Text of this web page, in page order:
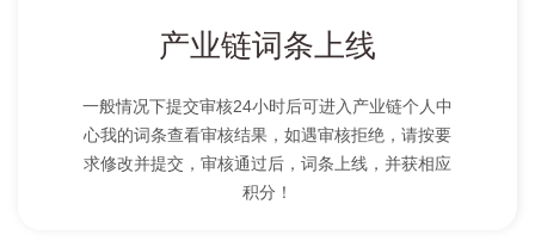
产业链词条上线
一般情况下提交审核24小时后可进入产业链个人中
心我的词条查看审核结果，如遇审核拒绝，请按要
求修改并提交，审核通过后，词条上线，并获相应
积分！